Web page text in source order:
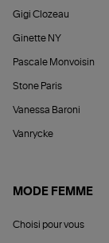
Gigi Clozeau
Ginette NY
Pascale Monvoisin
Stone Paris
Vanessa Baroni
Vanrycke
MODE FEMME
Choisi pour vous